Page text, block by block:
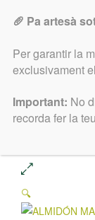
Menu
VIVA
🔍
🥖 Pa artesà
Per garantir la
exclusivament
Important: No
recorda fer la